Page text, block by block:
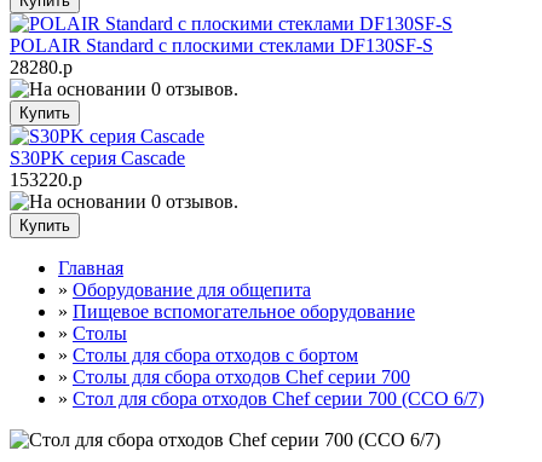
POLAIR Standard с плоскими стеклами DF130SF-S
28280.р
S30PK серия Cascade
153220.р
Главная
» Оборудование для общепита
» Пищевое вспомогательное оборудование
» Столы
» Столы для сбора отходов с бортом
» Столы для сбора отходов Chef серии 700
» Стол для сбора отходов Chef серии 700 (ССО 6/7)